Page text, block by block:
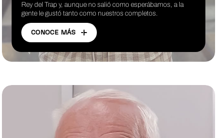
Rey del Trap y, aunque no salió como esperábamos, a la
gente le gustó tanto como nuestros completos.
CONOCE MÁS